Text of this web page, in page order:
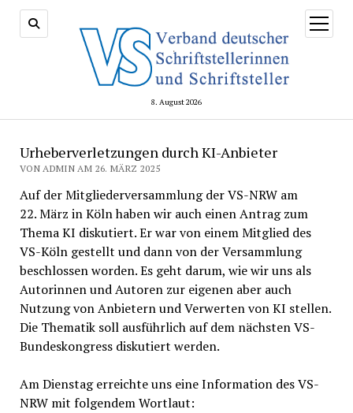
8. August 2026
Menü
öffnen
Urheberverletzungen durch KI-Anbieter
VON ADMIN AM 26. MÄRZ 2025
Auf der Mitgliederversammlung der VS-NRW am
22. März in Köln haben wir auch einen Antrag zum
Thema KI diskutiert. Er war von einem Mitglied des
VS-Köln gestellt und dann von der Versammlung
beschlossen worden. Es geht darum, wie wir uns als
Autorinnen und Autoren zur eigenen aber auch
Nutzung von Anbietern und Verwerten von KI stellen.
Die Thematik soll ausführlich auf dem nächsten VS-
Bundeskongress diskutiert werden.
Am Dienstag erreichte uns eine Information des VS-
NRW mit folgendem Wortlaut: